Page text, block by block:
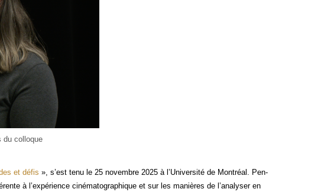
du colloque
et défis », s’est tenu le 25 novembre 2025 à l’Université de Mont­réal. Pen­
à l’expérience ciné­ma­to­gra­phique et sur les manières de l’analyser en